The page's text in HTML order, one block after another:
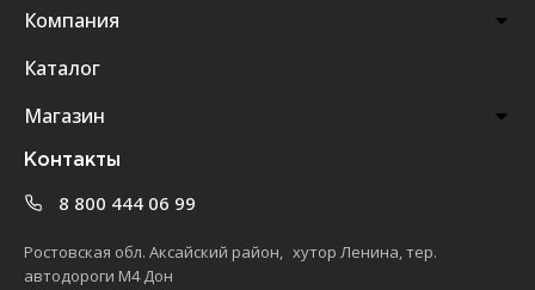
Компания
Каталог
Магазин
Контакты
8 800 444 06 99
Ростовская обл. Аксайский район, хутор Ленина, тер.
автодороги М4 Дон